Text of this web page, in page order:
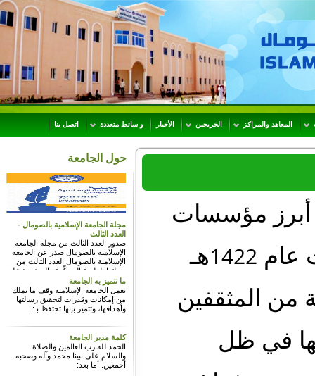
والمراكز الخريجين الأخبار و سائط متعددة اتصل بنا
مؤسسات
1422هـ
من المثقفين
في ظل
حول الجامعة
مجلة الجامعة الإسلامية بالصومال -
العدد الثالث
صدور العدد الثالث من مجلة الجامعة
الإسلامية بالصومال صدر عن الجامعة
الإسلامية بالصومال العدد الثالث من
مجلتها العلمية المحكّمة والمعتمدة على
نشر البحوث الأصيلة والمنهجية في
مجالات العلوم الشرعية والإنسانية
ما تتميز به الجامعة
تعمل الجامعة الإسلامية وقف ما تملك
من إمكانات وقدرات لتحقيق رسالتها
وأهدافها، وتتميز بإنها تحتفظ بـ:
كلمة مدير الجامعة
الحمد لله رب العالمين والصلاة
والسلام على نبينا محمد وآله وصحبه
أحمعين. أما بعد: